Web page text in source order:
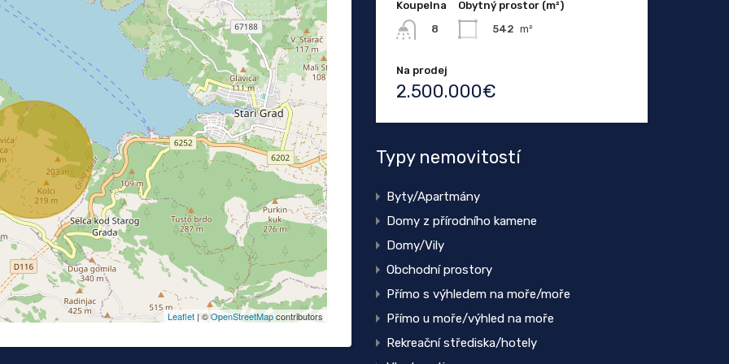
Leaflet| ©OpenStreetMapcontributors
Koupelna
8
Obytný prostor (m²)
542 m²
Na prodej
2.500.000€
Typy nemovitostí
Byty/Apartmány
Domy z přírodního kamene
Domy/Vily
Obchodní prostory
Přímo s výhledem na moře/moře
Přímo u moře/výhled na moře
Rekreační střediska/hotely